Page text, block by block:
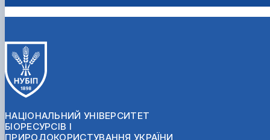
НАЦІОНАЛЬНИЙ УНІВЕРСИТЕТ
БІОРЕСУРСІВ І
ПРИРОДОКОРИСТУВАННЯ УКРАЇНИ